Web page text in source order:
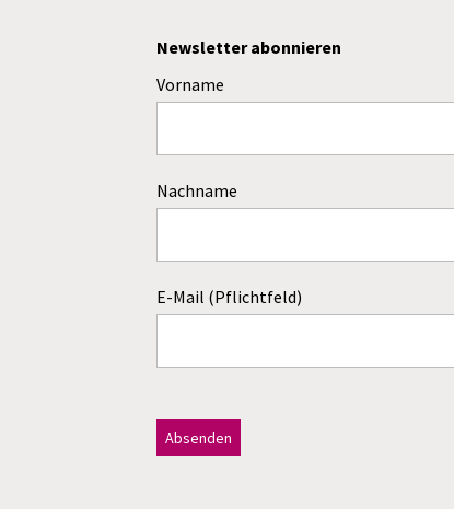
Newsletter abonnieren
Vorname
Nachname
E-Mail (Pflichtfeld)